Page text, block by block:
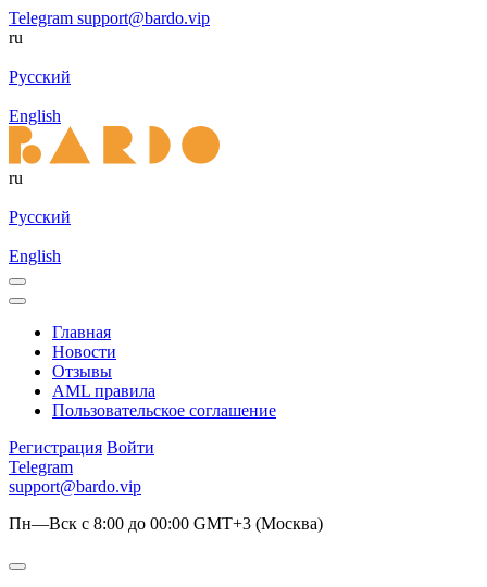
Telegram support@bardo.vip
ru
Русский
English
ru
Русский
English
Главная
Новости
Отзывы
AML правила
Пользовательское соглашение
Регистрация Войти
Telegram
support@bardo.vip
Пн—Вск с 8:00 до 00:00 GMT+3 (Москва)